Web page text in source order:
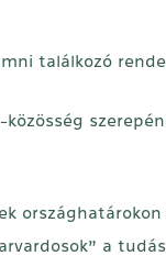
találkozó
a